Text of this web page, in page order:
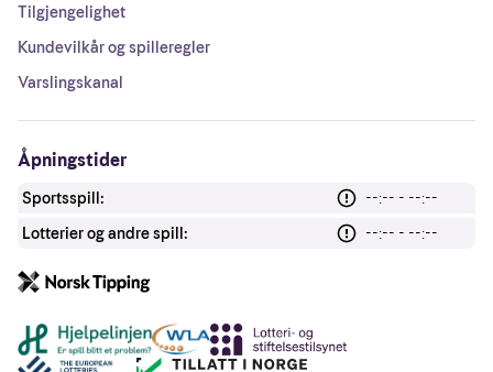
Tilgjengelighet
Kundevilkår og spilleregler
Varslingskanal
Åpningstider
Sportsspill:
--:-- - --:--
Lotterier og andre spill:
--:-- - --:--
Andre lenker